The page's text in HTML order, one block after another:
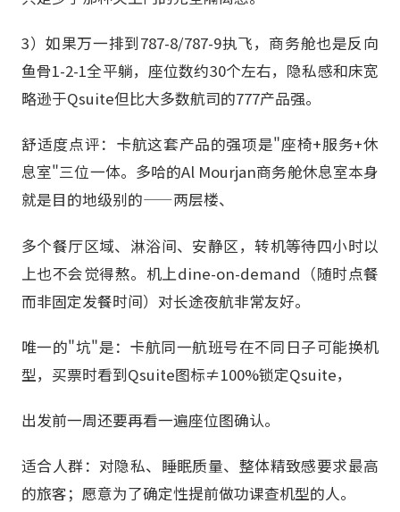
3）如果万一排到787-8/787-9执飞，商务舱也是反向
鱼骨1-2-1全平躺，座位数约30个左右，隐私感和床宽
略逊于Qsuite但比大多数航司的777产品强。
舒适度点评：卡航这套产品的强项是"座椅+服务+休
息室"三位一体。多哈的Al Mourjan商务舱休息室本身
就是目的地级别的——两层楼、
多个餐厅区域、淋浴间、安静区，转机等待四小时以
上也不会觉得熬。机上dine-on-demand（随时点餐
而非固定发餐时间）对长途夜航非常友好。
唯一的"坑"是：卡航同一航班号在不同日子可能换机
型，买票时看到Qsuite图标≠100%锁定Qsuite，
出发前一周还要再看一遍座位图确认。
适合人群：对隐私、睡眠质量、整体精致感要求最高
的旅客；愿意为了确定性提前做功课查机型的人。